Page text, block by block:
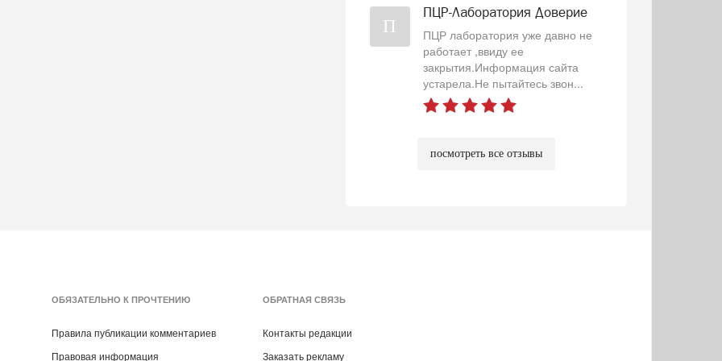
П
ПЦР-Лаборатория Доверие
ПЦР лаборатория уже давно не
работает ,ввиду ее
закрытия.Информация сайта
устарела.Не пытайтесь звон...
посмотреть все отзывы
ОБЯЗАТЕЛЬНО К ПРОЧТЕНИЮ
Правила публикации комментариев
Правовая информация
ОБРАТНАЯ СВЯЗЬ
Контакты редакции
Заказать рекламу